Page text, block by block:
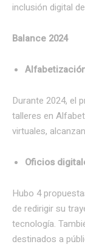
inclusión digital
Balance 2024
Durante 2024, el
talleres en
virtuales,
Oficios
Hubo 4
de redirigir su
tecnología.
destinados a